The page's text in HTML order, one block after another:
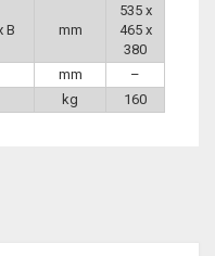
В mm
535 x
465 x
380
mm
–
kg 160